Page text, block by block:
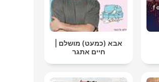
אבא (כמעט) מושלם |
חיים אתגר